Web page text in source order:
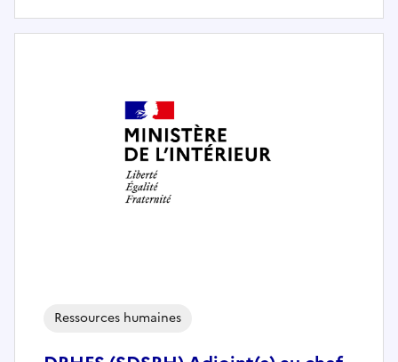
Ressources humaines